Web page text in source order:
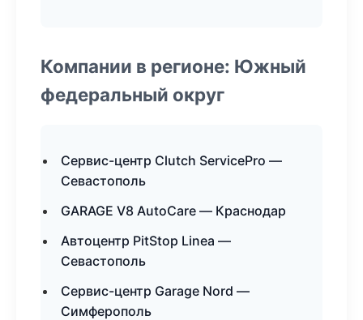
Компании в регионе: Южный
федеральный округ
Сервис-центр Clutch ServicePro —
Севастополь
GARAGE V8 AutoCare — Краснодар
Автоцентр PitStop Linea —
Севастополь
Сервис-центр Garage Nord —
Симферополь